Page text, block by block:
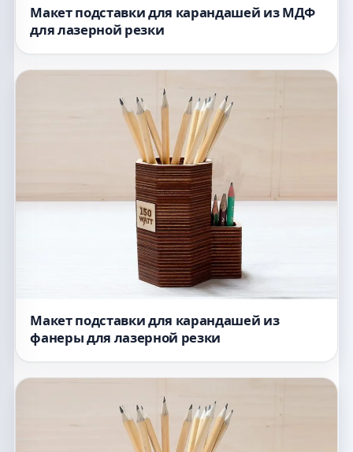
Макет подставки для карандашей из МДФ
для лазерной резки
Макет подставки для карандашей из
фанеры для лазерной резки